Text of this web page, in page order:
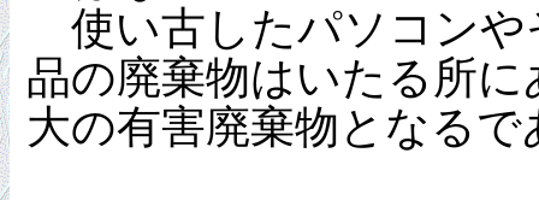
使い古したパソコンや
品の廃棄物はいたる所
大の有害廃棄物となる